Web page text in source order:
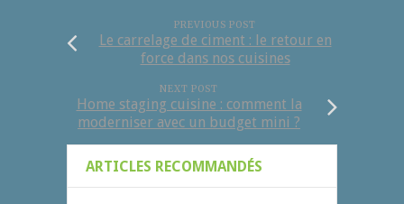
PREVIOUS POST
Le carrelage de ciment : le retour en
force dans nos cuisines
NEXT POST
Home staging cuisine : comment la
moderniser avec un budget mini ?
ARTICLES RECOMMANDÉS